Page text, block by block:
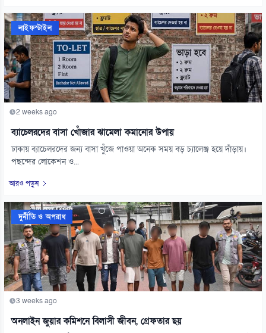
লাইফস্টাইল
2 weeks ago
ব্যাচেলরদের বাসা খোঁজার ঝামেলা কমানোর উপায়
ঢাকায় ব্যাচেলরদের জন্য বাসা খুঁজে পাওয়া অনেক সময় বড় চ্যালেঞ্জ হয়ে দাঁড়ায়।
পছন্দের লোকেশন ও...
আরও পড়ুন
দুর্নীতি ও অপরাধ
3 weeks ago
অনলাইন জুয়ার কমিশনে বিলাসী জীবন, গ্রেফতার ছয়